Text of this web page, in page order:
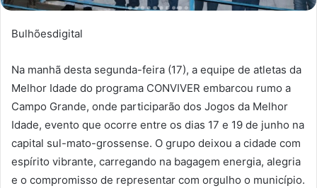
Bulhõesdigital
Na manhã desta segunda-feira (17), a equipe de atletas da
Melhor Idade do programa CONVIVER embarcou rumo a
Campo Grande, onde participarão dos Jogos da Melhor
Idade, evento que ocorre entre os dias 17 e 19 de junho na
capital sul-mato-grossense. O grupo deixou a cidade com
espírito vibrante, carregando na bagagem energia, alegria
e o compromisso de representar com orgulho o município.